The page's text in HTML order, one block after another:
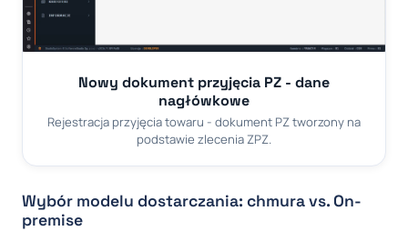
Nowy dokument przyjęcia PZ - dane
nagłówkowe
Rejestracja przyjęcia towaru - dokument PZ tworzony na
podstawie zlecenia ZPZ.
Wybór modelu dostarczania: chmura vs. On-
premise